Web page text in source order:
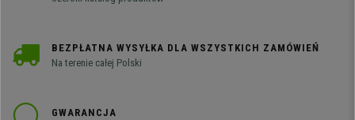
BEZPŁATNA WYSYŁKA DLA WSZYSTKICH ZAMÓWIEŃ
Na terenie całej Polski
GWARANCJA